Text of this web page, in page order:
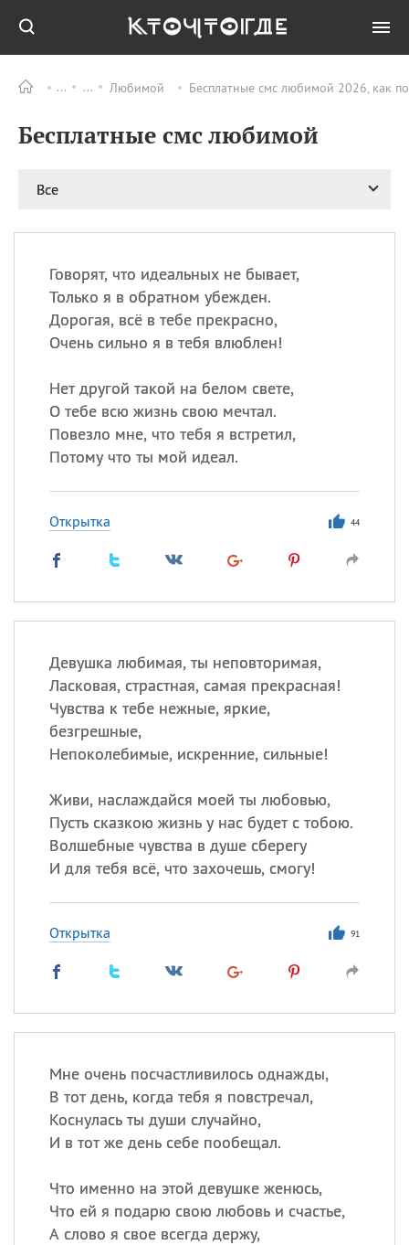
Любимой Бесплатные смс любимой 2026, как
Бесплатные смс любимой
Все
Говорят, что идеальных не бывает,
Только я в обратном убежден.
Дорогая, всё в тебе прекрасно,
Очень сильно я в тебя влюблен!
Нет другой такой на белом свете,
О тебе всю жизнь свою мечтал.
Повезло мне, что тебя я встретил,
Потому что ты мой идеал.
Открытка 44
Девушка любимая, ты неповторимая,
Ласковая, страстная, самая прекрасная!
Чувства к тебе нежные, яркие,
безгрешные,
Непоколебимые, искренние, сильные!
Живи, наслаждайся моей ты любовью,
Пусть сказкою жизнь у нас будет с тобою.
Волшебные чувства в душе сберегу
И для тебя всё, что захочешь, смогу!
Открытка 91
Мне очень посчастливилось однажды,
В тот день, когда тебя я повстречал,
Коснулась ты души случайно,
И в тот же день себе пообещал.
Что именно на этой девушке женюсь,
Что ей я подарю свою любовь и счастье,
А слово я свое всегда держу,
ПРАЗДНИКИ Все
06.08 Преображение
Бориса и Глеба, во
Романа и Давида
07.08 День ассирийских
мучеников
07.08 Национальный день
07.08 Годовщина битвы при
Бояка
ИМЕНА
Анатолий , Афанасий,Борис
Кристина
Посмотреть значение и
происхождение